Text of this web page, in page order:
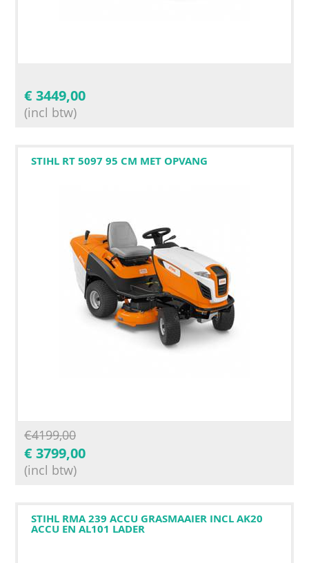
€ 3449,00
(incl btw)
STIHL RT 5097 95 CM MET OPVANG
€4199,00
€ 3799,00
(incl btw)
STIHL RMA 239 ACCU GRASMAAIER INCL AK20
ACCU EN AL101 LADER